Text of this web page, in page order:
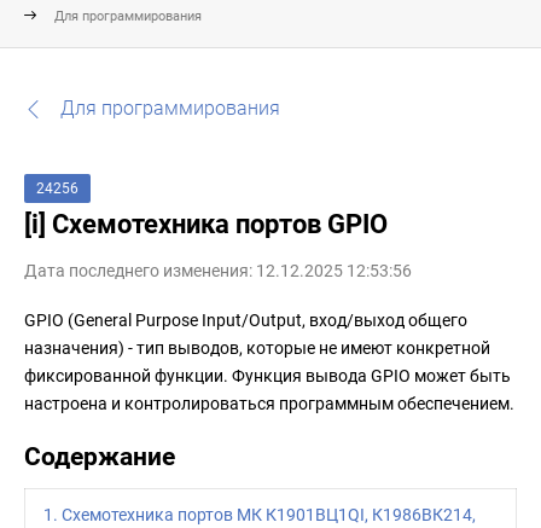
Для программирования
Для программирования
24256
[i] Схемотехника портов GPIO
Дата последнего изменения: 12.12.2025 12:53:56
GPIO (General Purpose Input/Output, вход/выход общего
назначения) - тип выводов, которые не имеют конкретной
фиксированной функции. Функция вывода GPIO может быть
настроена и контролироваться программным обеспечением.
Содержание
1. Схемотехника портов МК К1901ВЦ1QI, К1986ВК214,